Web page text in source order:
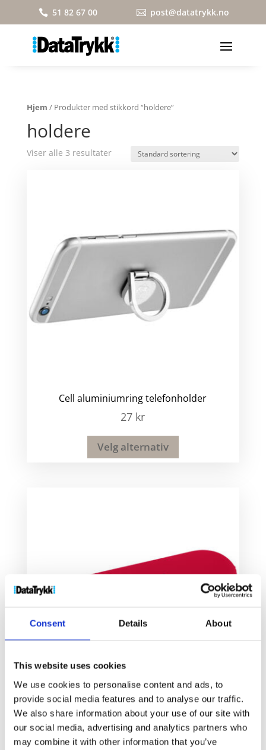
Consent Details About
This website uses cookies
We use cookies to personalise content and ads, to
provide social media features and to analyse our traffic.
We also share information about your use of our site with
our social media, advertising and analytics partners who
may combine it with other information that you’ve
 51 82 67 00  post@datatrykk.no
Hjem / Produkter med stikkord “holdere”
holdere
Viser alle 3 resultater
Cell aluminiumring telefonholder
27 kr
Velg alternativ
Compress smarttelefonholder
14kr